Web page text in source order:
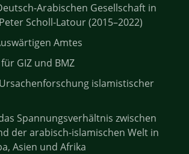
Arabischen Gesellschaft in
Scholl-Latour (2015–2022)
Amtes
GIZ und BMZ
islamistischer
Spannungsverhältnis zwischen
der arabisch-islamischen Welt in
Asien und Afrika